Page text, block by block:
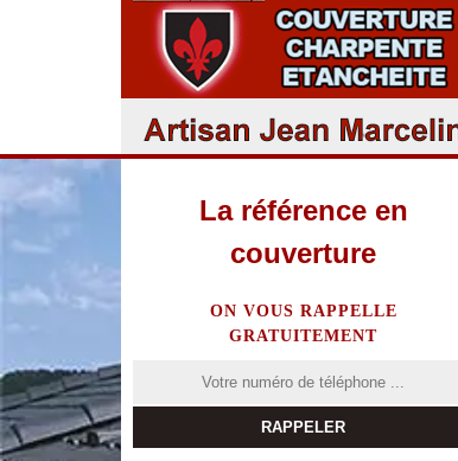
La référence en
couverture
ON VOUS RAPPELLE
GRATUITEMENT